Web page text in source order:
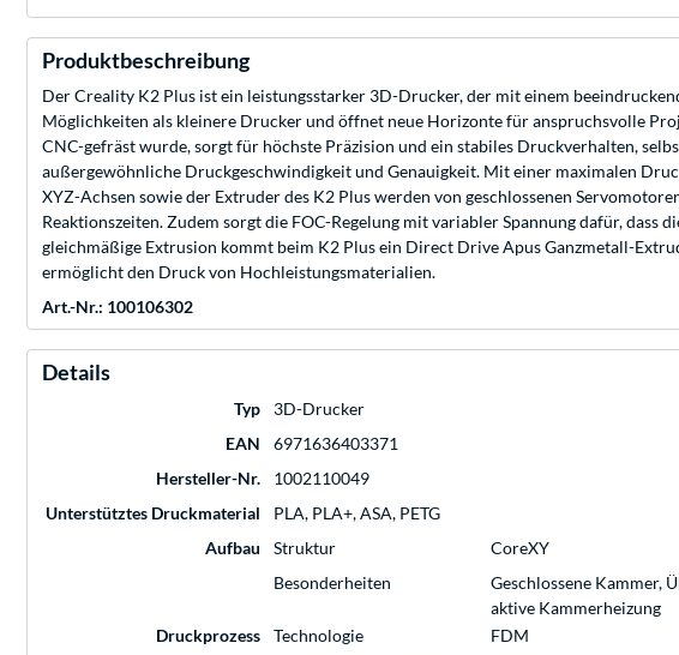
Produktbeschreibung
Der Creality K2 Plus ist ein leistungsstarker 3D-Drucker, der mit einem
Möglichkeiten als kleinere Drucker und öffnet neue Horizonte für anspruchsvolle
CNC-gefräst wurde, sorgt für höchste Präzision und ein stabiles Druckverhalten,
außergewöhnliche Druckgeschwindigkeit und Genauigkeit. Mit einer maximalen
XYZ-Achsen sowie der Extruder des K2 Plus werden von geschlossenen
Reaktionszeiten. Zudem sorgt die FOC-Regelung mit variabler Spannung dafür,
gleichmäßige Extrusion kommt beim K2 Plus ein Direct Drive Apus Ganzmetall-
ermöglicht den Druck von Hochleistungsmaterialien.
Art.-Nr.: 100106302
Details
Typ
3D-Drucker
EAN
6971636403371
Hersteller-Nr.
1002110049
Unterstütztes Druckmaterial
PLA, PLA+, ASA, PETG
Aufbau
Struktur
CoreXY
Besonderheiten
Geschlossene Kammer,
aktive Kammerheizung
Druckprozess
Technologie
FDM